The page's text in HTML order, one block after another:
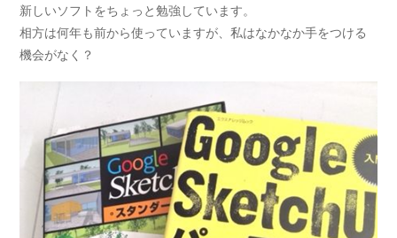
新しいソフトをちょっと勉強しています。
相方は何年も前から使っていますが、私はなかなか手をつける
機会がなく？